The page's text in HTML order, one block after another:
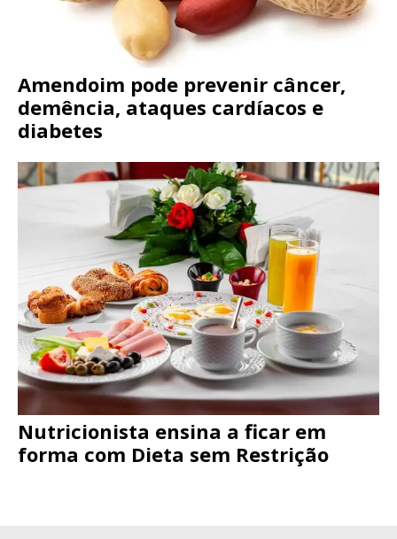
Amendoim pode prevenir câncer,
demência, ataques cardíacos e
diabetes
Nutricionista ensina a ficar em
forma com Dieta sem Restrição